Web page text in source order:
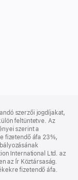
szerzői jogdíjakat,
feltüntetve. Az
szerint a
fizetendő áfa 23%,
International Ltd. az
az Ír Köztársaság.
fizetendő áfa.